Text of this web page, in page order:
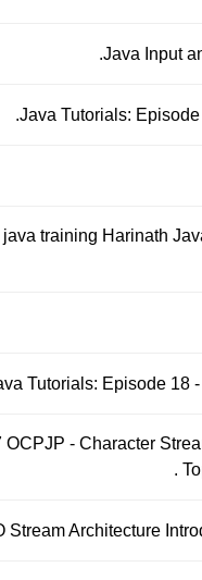
java training Harinath
OCPJP - Character